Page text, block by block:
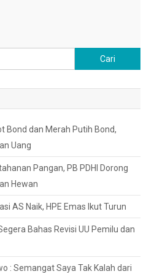
untuk:
Bond dan Merah Putih Bond,
Uang
Pangan, PB PDHI Dorong
Hewan
AS Naik, HPE Emas Ikut Turun
Bahas Revisi UU Pemilu dan
: Semangat Saya Tak Kalah dari